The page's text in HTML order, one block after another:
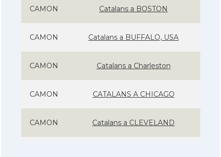
CAMON Catalans a BOSTON
CAMON Catalans a BUFFALO, USA
CAMON Catalans a Charleston
CAMON CATALANS A CHICAGO
CAMON Catalans a CLEVELAND